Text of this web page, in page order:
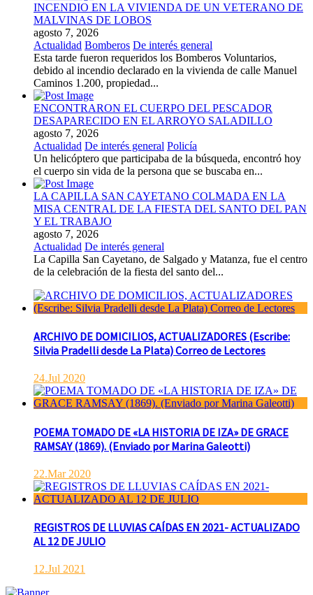
INCENDIO EN LA VIVIENDA DE UN VETERANO DE
MALVINAS DE LOBOS
agosto 7, 2026
Actualidad Bomberos De interés general
Esta tarde fueron requeridos los Bomberos Voluntarios,
debido al incendio declarado en la vivienda de calle Manuel
Caminos 1.200, propiedad...
ENCONTRARON EL CUERPO DEL PESCADOR
DESAPARECIDO EN EL ARROYO SALADILLO
agosto 7, 2026
Actualidad De interés general Policía
Un helicóptero que participaba de la búsqueda, encontró hoy
el cuerpo sin vida de la persona que se buscaba en...
LA CAPILLA SAN CAYETANO COLMADA EN LA
MISA CENTRAL DE LA FIESTA DEL SANTO DEL PAN
Y EL TRABAJO
agosto 7, 2026
Actualidad De interés general
La Capilla San Cayetano, de Salgado y Matanza, fue el centro
de la celebración de la fiesta del santo del...
ARCHIVO DE DOMICILIOS, ACTUALIZADORES (Escribe:
Silvia Pradelli desde La Plata) Correo de Lectores
24.Jul 2020
POEMA TOMADO DE «LA HISTORIA DE IZA» DE GRACE
RAMSAY (1869). (Enviado por Marina Galeotti)
22.Mar 2020
REGISTROS DE LLUVIAS CAÍDAS EN 2021- ACTUALIZADO
AL 12 DE JULIO
12.Jul 2021